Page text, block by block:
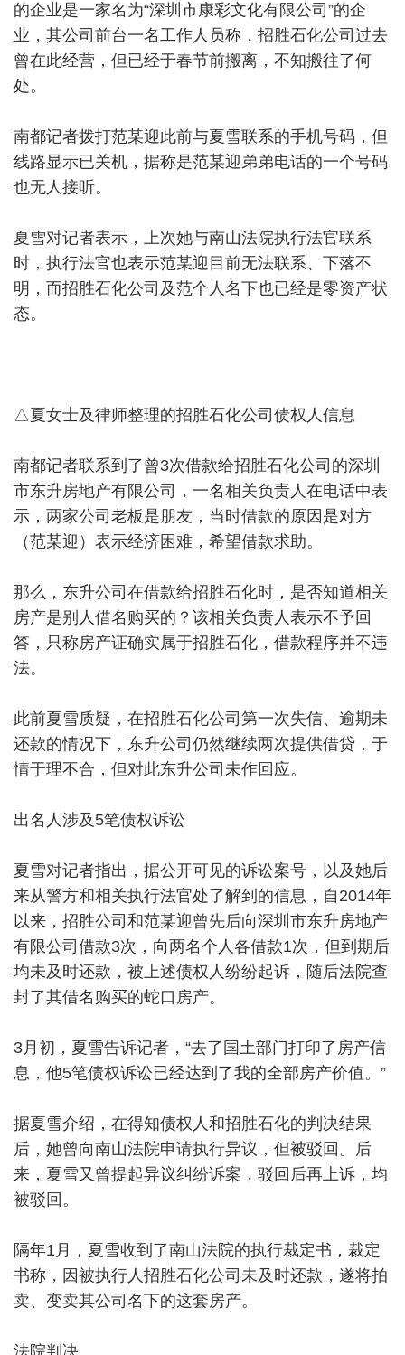
的企业是一家名为“深圳市康彩文化有限公司”的企
业，其公司前台一名工作人员称，招胜石化公司过去
曾在此经营，但已经于春节前搬离，不知搬往了何
处。
南都记者拨打范某迎此前与夏雪联系的手机号码，但
线路显示已关机，据称是范某迎弟弟电话的一个号码
也无人接听。
夏雪对记者表示，上次她与南山法院执行法官联系
时，执行法官也表示范某迎目前无法联系、下落不
明，而招胜石化公司及范个人名下也已经是零资产状
态。
△夏女士及律师整理的招胜石化公司债权人信息
南都记者联系到了曾3次借款给招胜石化公司的深圳
市东升房地产有限公司，一名相关负责人在电话中表
示，两家公司老板是朋友，当时借款的原因是对方
（范某迎）表示经济困难，希望借款求助。
那么，东升公司在借款给招胜石化时，是否知道相关
房产是别人借名购买的？该相关负责人表示不予回
答，只称房产证确实属于招胜石化，借款程序并不违
法。
此前夏雪质疑，在招胜石化公司第一次失信、逾期未
还款的情况下，东升公司仍然继续两次提供借贷，于
情于理不合，但对此东升公司未作回应。
出名人涉及5笔债权诉讼
夏雪对记者指出，据公开可见的诉讼案号，以及她后
来从警方和相关执行法官处了解到的信息，自2014年
以来，招胜公司和范某迎曾先后向深圳市东升房地产
有限公司借款3次，向两名个人各借款1次，但到期后
均未及时还款，被上述债权人纷纷起诉，随后法院查
封了其借名购买的蛇口房产。
3月初，夏雪告诉记者，“去了国土部门打印了房产信
息，他5笔债权诉讼已经达到了我的全部房产价值。”
据夏雪介绍，在得知债权人和招胜石化的判决结果
后，她曾向南山法院申请执行异议，但被驳回。后
来，夏雪又曾提起异议纠纷诉案，驳回后再上诉，均
被驳回。
隔年1月，夏雪收到了南山法院的执行裁定书，裁定
书称，因被执行人招胜石化公司未及时还款，遂将拍
卖、变卖其公司名下的这套房产。
法院判决